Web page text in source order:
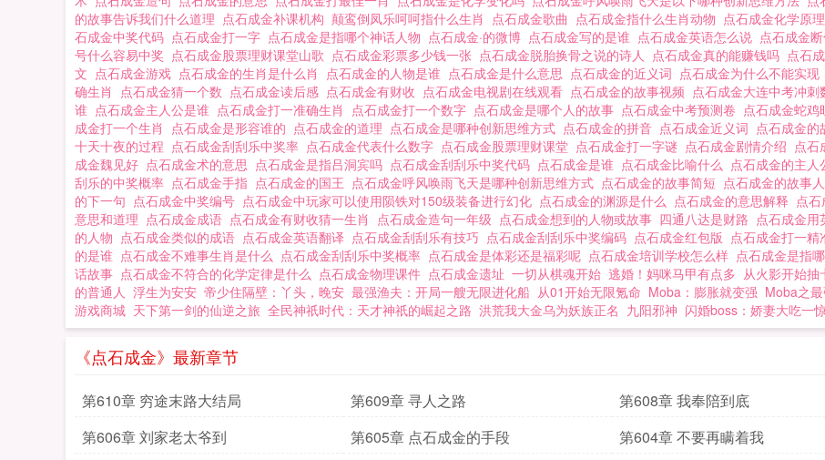
的故事告诉我们什么道理 点石成金补课机构 颠鸾倒凤乐呵呵指什么生肖 点石成金歌曲 点石成金指什么生肖动物 点石成金化学原理
石成金中奖代码 点石成金打一字 点石成金是指哪个神话人物 点石成金·的微博 点石成金写的是谁 点石成金英语怎么说 点石成金
号什么容易中奖 点石成金股票理财课堂山歌 点石成金彩票多少钱一张 点石成金脱胎换骨之说的诗人 点石成金真的能赚钱吗 点石
文 点石成金游戏 点石成金的生肖是什么肖 点石成金的人物是谁 点石成金是什么意思 点石成金的近义词 点石成金为什么不能实现
确生肖 点石成金猜一个数 点石成金读后感 点石成金有财收 点石成金电视剧在线观看 点石成金的故事视频 点石成金大连中考冲刺
谁 点石成金主人公是谁 点石成金打一准确生肖 点石成金打一个数字 点石成金是哪个人的故事 点石成金中考预测卷 点石成金蛇鸡
成金打一个生肖 点石成金是形容谁的 点石成金的道理 点石成金是哪种创新思维方式 点石成金的拼音 点石成金近义词 点石成金的
十天十夜的过程 点石成金刮刮乐中奖率 点石成金代表什么数字 点石成金股票理财课堂 点石成金打一字谜 点石成金剧情介绍 点石
成金魏见好 点石成金术的意思 点石成金是指吕洞宾吗 点石成金刮刮乐中奖代码 点石成金是谁 点石成金比喻什么 点石成金的主人
刮乐的中奖概率 点石成金手指 点石成金的国王 点石成金呼风唤雨飞天是哪种创新思维方式 点石成金的故事简短 点石成金的故事
的下一句 点石成金中奖编号 点石成金中玩家可以使用陨铁对150级装备进行幻化 点石成金的渊源是什么 点石成金的意思解释 点
意思和道理 点石成金成语 点石成金有财收猜一生肖 点石成金造句一年级 点石成金想到的人物或故事 四通八达是财路 点石成金用
的人物 点石成金类似的成语 点石成金英语翻译 点石成金刮刮乐有技巧 点石成金刮刮乐中奖编码 点石成金红包版 点石成金打一精
的是谁 点石成金不难事生肖是什么 点石成金刮刮乐中奖概率 点石成金是体彩还是福彩呢 点石成金培训学校怎么样 点石成金是指
话故事 点石成金不符合的化学定律是什么 点石成金物理课件 点石成金遗址 一切从棋魂开始 逃婚！妈咪马甲有点多 从火影开始抽
的普通人 浮生为安安 帝少住隔壁：丫头，晚安 最强渔夫：开局一艘无限进化船 从01开始无限氪命 Moba：膨胀就变强 Moba之
游戏商城 天下第一剑的仙逆之旅 全民神祇时代：天才神祇的崛起之路 洪荒我大金乌为妖族正名 九阳邪神 闪婚boss：娇妻大吃一
《点石成金》最新章节
第610章 穷途末路大结局 第609章 寻人之路 第608章 我奉陪到底
第606章 刘家老太爷到
第605章 点石成金的手段 第604章 不要再瞒着我